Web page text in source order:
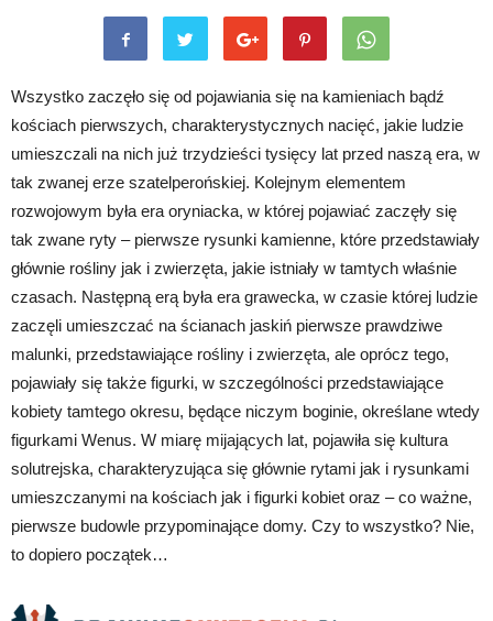
Wszystko zaczęło się od pojawiania się na kamieniach bądź
kościach pierwszych, charakterystycznych nacięć, jakie ludzie
umieszczali na nich już trzydzieści tysięcy lat przed naszą era, w
tak zwanej erze szatelperońskiej. Kolejnym elementem
rozwojowym była era oryniacka, w której pojawiać zaczęły się
tak zwane ryty – pierwsze rysunki kamienne, które przedstawiały
głównie rośliny jak i zwierzęta, jakie istniały w tamtych właśnie
czasach. Następną erą była era grawecka, w czasie której ludzie
zaczęli umieszczać na ścianach jaskiń pierwsze prawdziwe
malunki, przedstawiające rośliny i zwierzęta, ale oprócz tego,
pojawiały się także figurki, w szczególności przedstawiające
kobiety tamtego okresu, będące niczym boginie, określane wtedy
figurkami Wenus. W miarę mijających lat, pojawiła się kultura
solutrejska, charakteryzująca się głównie rytami jak i rysunkami
umieszczanymi na kościach jak i figurki kobiet oraz – co ważne,
pierwsze budowle przypominające domy. Czy to wszystko? Nie,
to dopiero początek…